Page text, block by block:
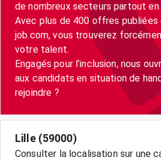
de nombreux secteurs partout en
Avec plus de 400 offres publiées
job.com, vous trouverez
votre talent.
Engagés pour l’inclusion, nous
aux candidats en situation de
Lille (59000)
Consulter la localisation sur une